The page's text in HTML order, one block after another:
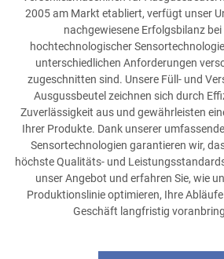
2005 am Markt etabliert, verfügt unser
nachgewiesene Erfolgsbilanz
hochtechnologischer
unterschiedlichen Anforderungen
zugeschnitten sind. Unsere Füll- und
Ausgussbeutel zeichnen sich durch
Zuverlässigkeit aus und gewährleisten
Ihrer Produkte. Dank unserer
Sensortechnologien garantieren wir,
höchste Qualitäts- und
unser Angebot und erfahren Sie, wie
Produktionslinie optimieren, Ihre
Geschäft langfristig